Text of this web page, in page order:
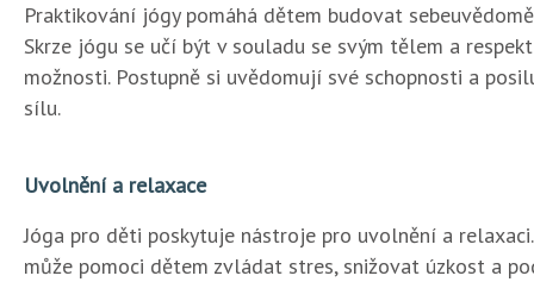
Praktikování jógy pomáhá dětem budovat
Skrze jógu se učí být v souladu se svým tělem a
možnosti. Postupně si uvědomují své schopnosti a
sílu.
Uvolnění a relaxace
Jóga pro děti poskytuje nástroje pro uvolnění a
může pomoci dětem zvládat stres, snižovat úzkost a